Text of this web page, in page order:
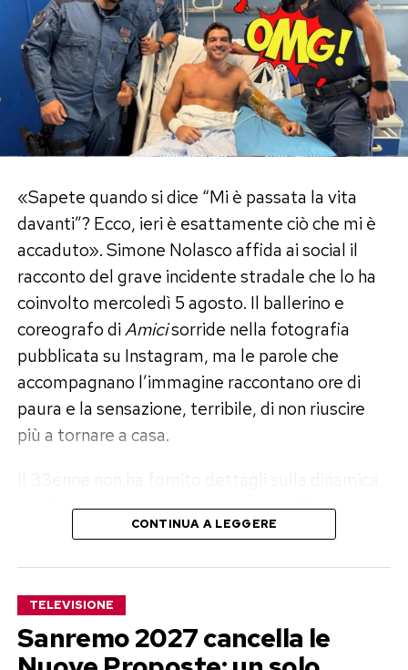
«Sapete quando si dice “Mi è passata la vita
davanti”? Ecco, ieri è esattamente ciò che mi è
accaduto». Simone Nolasco affida ai social il
racconto del grave incidente stradale che lo ha
coinvolto mercoledì 5 agosto. Il ballerino e
coreografo diAmicisorride nella fotografia
pubblicata su Instagram, ma le parole che
accompagnano l’immagine raccontano ore di
paura e la sensazione, terribile, di non riuscire
più a tornare a casa.
dell’incidente e non ha spiegato quali ferite
abbia riportato. Ha però confermato il ricovero
ringraziato la famiglia e soprattutto tre
poliziotti: Simone, Ivan e Mirko, gli uomini che
definisce «i tre angeli che mi hanno salvato la
CONTINUA A LEGGERE
TELEVISIONE
Sanremo 2027 cancella le